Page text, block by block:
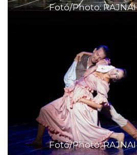
Fotó/Photo:
Fotó/Photo: